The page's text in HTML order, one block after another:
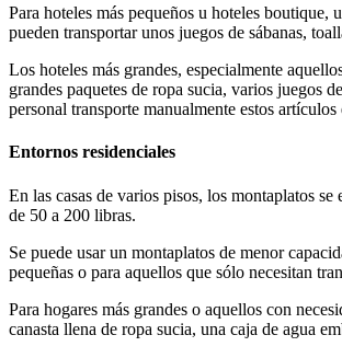
Para hoteles más pequeños u hoteles
pueden transportar unos juegos de sábanas,
Los hoteles más grandes, especialmente
grandes paquetes de ropa sucia, varios juegos
personal transporte manualmente estos artículos
Entornos residenciales
En las casas de varios pisos, los montaplatos
de 50 a 200 libras.
Se puede usar un montaplatos de menor
pequeñas o para aquellos que sólo necesitan
Para hogares más grandes o aquellos con
canasta llena de ropa sucia, una caja de agua